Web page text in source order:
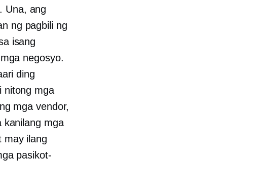
. Una, ang
ng pagbili ng
isang
negosyo.
ding
nitong mga
mga vendor,
kanilang mga
may ilang
pasikot-